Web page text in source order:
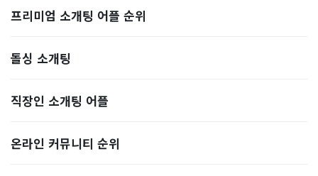
프리미엄 소개팅 어플 순위
돌싱 소개팅
직장인 소개팅 어플
온라인 커뮤니티 순위